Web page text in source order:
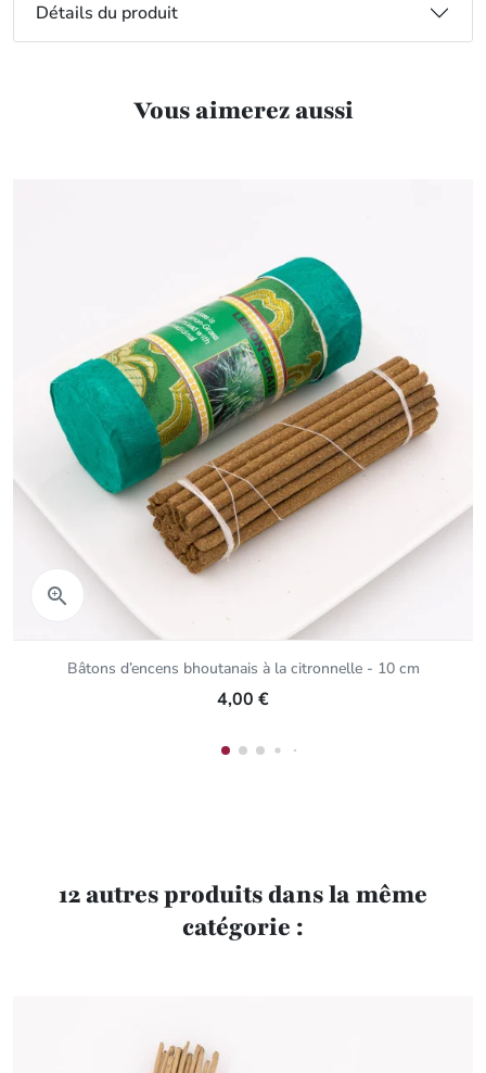
Détails du produit
Vous aimerez aussi
 Aperçu rapide
Bâtons d’encens bhoutanais à la citronnelle - 10 cm
4,00 €
12 autres produits dans la même
catégorie :